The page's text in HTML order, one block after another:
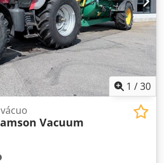
1 /30
Vacuum